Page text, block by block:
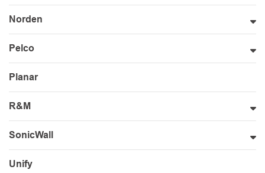
Norden
Pelco
Planar
R&M
SonicWall
Unify